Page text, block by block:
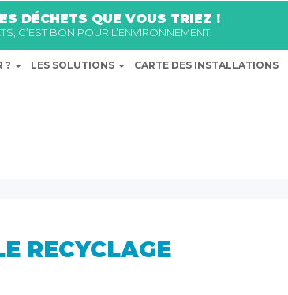
DÉCHETS QUE VOUS TRIEZ !
C’EST BON POUR L’ENVIRONNEMENT.
? LES SOLUTIONS CARTE DES INSTALLATIONS
RECYCLAGE